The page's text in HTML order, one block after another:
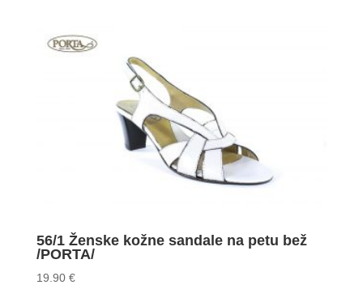
56/1 Ženske kožne sandale na petu bež
/PORTA/
19.90 €